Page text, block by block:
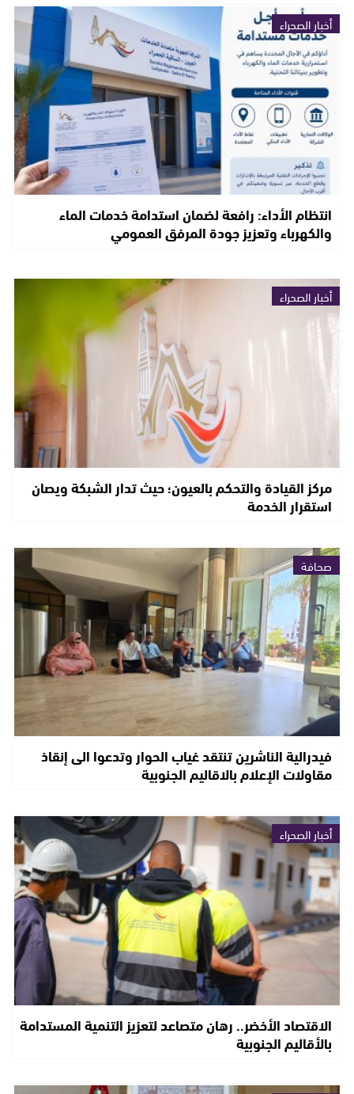
أخبار الصحراء
انتظام الأداء: رافعة لضمان استدامة خدمات الماء
والكهرباء وتعزيز جودة المرفق العمومي
أخبار الصحراء
مركز القيادة والتحكم بالعيون؛ حيث تدار الشبكة ويصان
استقرار الخدمة
صحافة
فيدرالية الناشرين تنتقد غياب الحوار وتدعوا الى إنقاذ
مقاولات الإعلام بالاقاليم الجنوبية
أخبار الصحراء
الاقتصاد الأخضر.. رهان متصاعد لتعزيز التنمية المستدامة
بالأقاليم الجنوبية